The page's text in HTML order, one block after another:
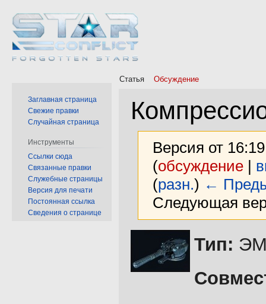
Версия от
(обсуждение|
(разн.) ←
Следующая
навигации
поиску
Тип: ЭМ
Статья Обсуждение
Заглавная страница
Свежие правки
Случайная страница
Инструменты
Ссылки сюда
Связанные правки
Служебные страницы
Версия для печати
Постоянная ссылка
Сведения о странице